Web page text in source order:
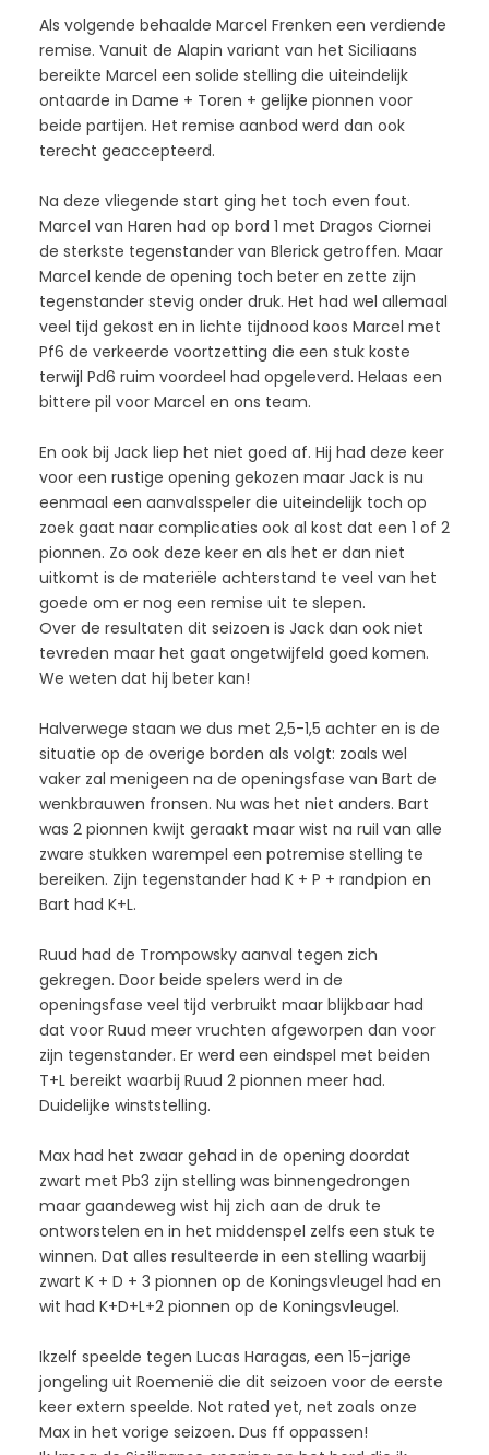
Als volgende behaalde Marcel Frenken een verdiende
remise. Vanuit de Alapin variant van het Siciliaans
bereikte Marcel een solide stelling die uiteindelijk
ontaarde in Dame + Toren + gelijke pionnen voor
beide partijen. Het remise aanbod werd dan ook
terecht geaccepteerd.
Na deze vliegende start ging het toch even fout.
Marcel van Haren had op bord 1 met Dragos Ciornei
de sterkste tegenstander van Blerick getroffen. Maar
Marcel kende de opening toch beter en zette zijn
tegenstander stevig onder druk. Het had wel allemaal
veel tijd gekost en in lichte tijdnood koos Marcel met
Pf6 de verkeerde voortzetting die een stuk koste
terwijl Pd6 ruim voordeel had opgeleverd. Helaas een
bittere pil voor Marcel en ons team.
En ook bij Jack liep het niet goed af. Hij had deze keer
voor een rustige opening gekozen maar Jack is nu
eenmaal een aanvalsspeler die uiteindelijk toch op
zoek gaat naar complicaties ook al kost dat een 1 of 2
pionnen. Zo ook deze keer en als het er dan niet
uitkomt is de materiële achterstand te veel van het
goede om er nog een remise uit te slepen.
Over de resultaten dit seizoen is Jack dan ook niet
tevreden maar het gaat ongetwijfeld goed komen.
We weten dat hij beter kan!
Halverwege staan we dus met 2,5-1,5 achter en is de
situatie op de overige borden als volgt: zoals wel
vaker zal menigeen na de openingsfase van Bart de
wenkbrauwen fronsen. Nu was het niet anders. Bart
was 2 pionnen kwijt geraakt maar wist na ruil van alle
zware stukken warempel een potremise stelling te
bereiken. Zijn tegenstander had K + P + randpion en
Bart had K+L.
Ruud had de Trompowsky aanval tegen zich
gekregen. Door beide spelers werd in de
openingsfase veel tijd verbruikt maar blijkbaar had
dat voor Ruud meer vruchten afgeworpen dan voor
zijn tegenstander. Er werd een eindspel met beiden
T+L bereikt waarbij Ruud 2 pionnen meer had.
Duidelijke winststelling.
Max had het zwaar gehad in de opening doordat
zwart met Pb3 zijn stelling was binnengedrongen
maar gaandeweg wist hij zich aan de druk te
ontworstelen en in het middenspel zelfs een stuk te
winnen. Dat alles resulteerde in een stelling waarbij
zwart K + D + 3 pionnen op de Koningsvleugel had en
wit had K+D+L+2 pionnen op de Koningsvleugel.
Ikzelf speelde tegen Lucas Haragas, een 15-jarige
jongeling uit Roemenië die dit seizoen voor de eerste
keer extern speelde. Not rated yet, net zoals onze
Max in het vorige seizoen. Dus ff oppassen!